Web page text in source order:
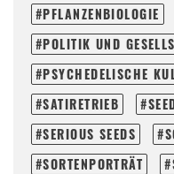
PFLANZENBIOLOGIE
POLITIK UND
PSYCHEDELISCHE
SATIRETRIEB
SERIOUS SEEDS
SORTENPORTRÄT